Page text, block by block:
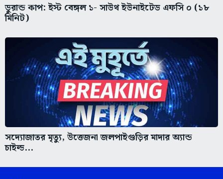
ডুরান্ড কাপ: ইস্ট বেঙ্গল ১- সাউথ ইউনাইটেড এফসি ০ (১৮
মিনিট)
সদ্যোজাতর মৃত্যু, উত্তেজনা জলপাইগুড়ির মাদার অ্যান্ড
চাইল্ড...